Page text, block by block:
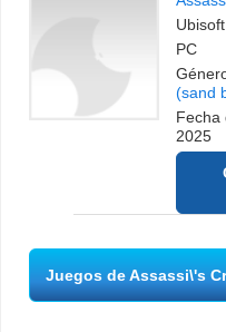
PC
(sand
Fecha
2025
Juegos de Assassi\'s